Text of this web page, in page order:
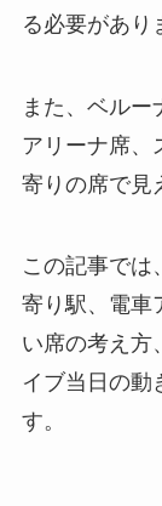
る必要があり
また、ベルー
アリーナ席、
寄りの席で見
この記事では
寄り駅、電車
い席の考え方
イブ当日の動
す。